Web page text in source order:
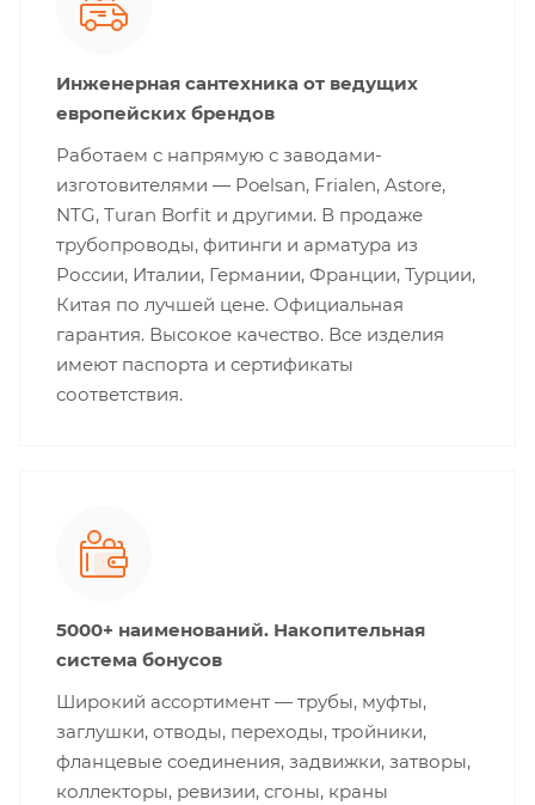
Инженерная сантехника от ведущих
европейских брендов
Работаем с напрямую с заводами-
изготовителями — Poelsan, Frialen, Astore,
NTG, Turan Borfit и другими. В продаже
трубопроводы, фитинги и арматура из
России, Италии, Германии, Франции, Турции,
Китая по лучшей цене. Официальная
гарантия. Высокое качество. Все изделия
имеют паспорта и сертификаты
соответствия.
5000+ наименований. Накопительная
система бонусов
Широкий ассортимент — трубы, муфты,
заглушки, отводы, переходы, тройники,
фланцевые соединения, задвижки, затворы,
коллекторы, ревизии, сгоны, краны